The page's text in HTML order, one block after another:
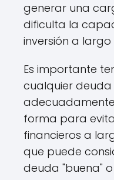
generar una
dificulta la
inversión a largo
Es importante
cualquier
forma para
financieros a
que puede
deuda "buena"